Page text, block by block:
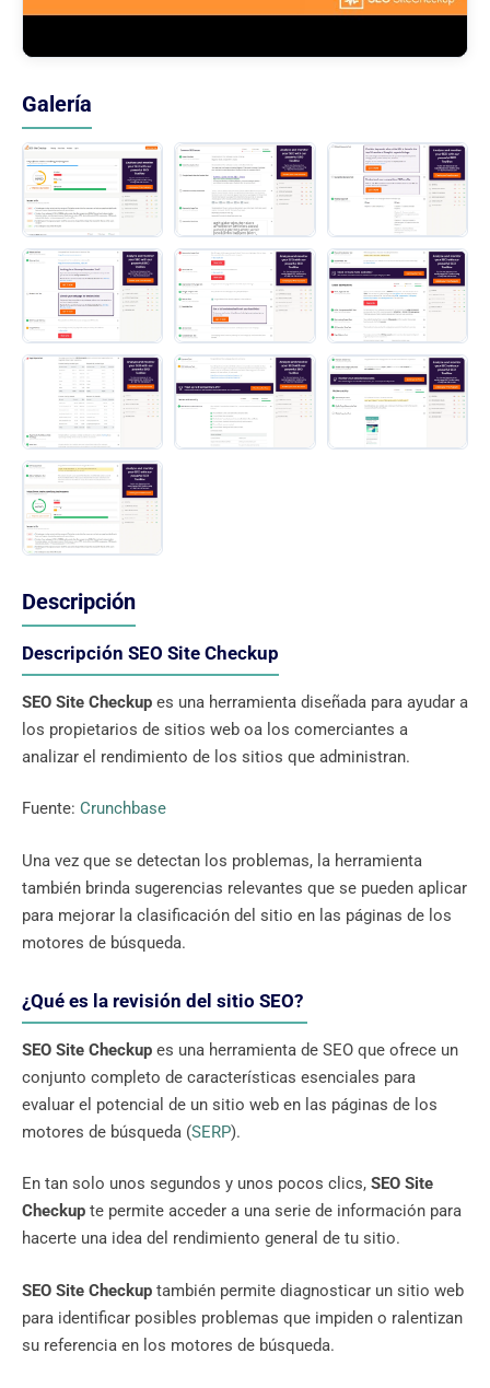
Galería
Descripción
Descripción SEO Site Checkup
SEO Site Checkup es una herramienta diseñada para ayudar a
los propietarios de sitios web oa los comerciantes a
analizar el rendimiento de los sitios que administran.
Fuente: Crunchbase
Una vez que se detectan los problemas, la herramienta
también brinda sugerencias relevantes que se pueden aplicar
para mejorar la clasificación del sitio en las páginas de los
motores de búsqueda.
¿Qué es la revisión del sitio SEO?
SEO Site Checkup es una herramienta de SEO que ofrece un
conjunto completo de características esenciales para
evaluar el potencial de un sitio web en las páginas de los
motores de búsqueda (SERP).
En tan solo unos segundos y unos pocos clics, SEO Site
Checkup te permite acceder a una serie de información para
hacerte una idea del rendimiento general de tu sitio.
SEO Site Checkup también permite diagnosticar un sitio web
para identificar posibles problemas que impiden o ralentizan
su referencia en los motores de búsqueda.